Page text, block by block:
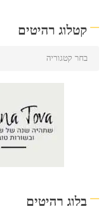
קטלוג רהיטים
בלוג רהיטים